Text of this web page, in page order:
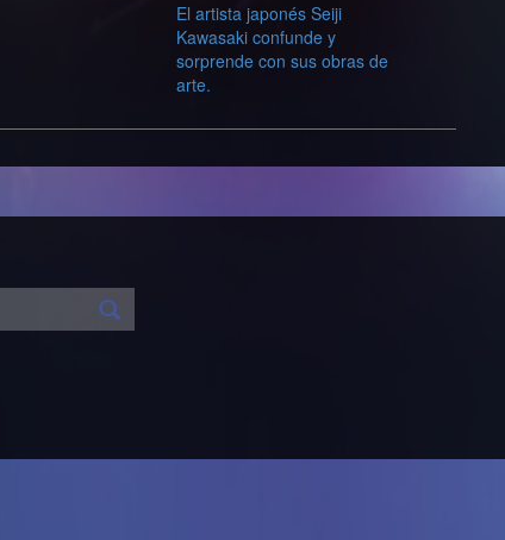
El artista japonés Seiji
Kawasaki confunde y
sorprende con sus obras de
arte.